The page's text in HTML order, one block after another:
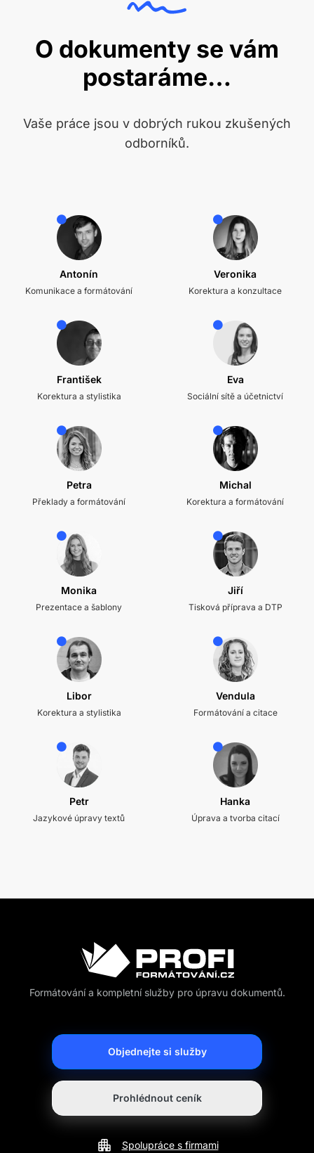
O dokumenty se vám
postaráme…
Vaše práce jsou v dobrých rukou zkušených
odborníků.
Antonín
Komunikace a formátování
Veronika
Korektura a konzultace
František
Korektura a stylistika
Eva
Sociální sítě a účetnictví
Petra
Překlady a formátování
Michal
Korektura a formátování
Monika
Prezentace a šablony
Jiří
Tisková příprava a DTP
Libor
Korektura a stylistika
Vendula
Formátování a citace
Petr
Jazykové úpravy textů
Hanka
Úprava a tvorba citací
Formátování a kompletní služby pro úpravu dokumentů.
Objednejte si služby
Prohlédnout ceník
Spolupráce s firmami